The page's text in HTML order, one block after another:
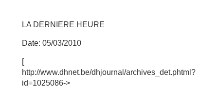
LA DERNIERE HEURE
Date: 05/03/2010
[
http://www.dhnet.be/dhjournal/archives_det.phtml?
id=1025086->